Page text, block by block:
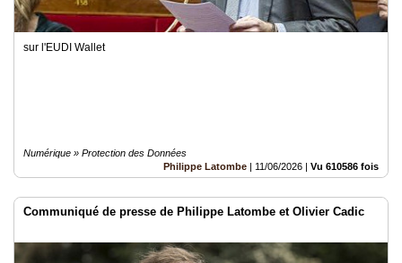
sur l'EUDI Wallet
Numérique » Protection des Données
Philippe Latombe | 11/06/2026 | Vu 610586 fois
Communiqué de presse de Philippe Latombe et Olivier Cadic